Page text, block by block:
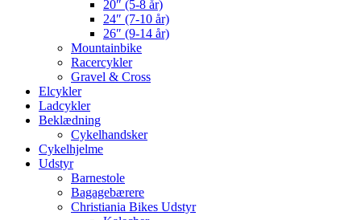
20″ (5-8 år)
24″ (7-10 år)
26″ (9-14 år)
Mountainbike
Racercykler
Gravel & Cross
Elcykler
Ladcykler
Beklædning
Cykelhandsker
Cykelhjelme
Udstyr
Barnestole
Bagagebærere
Christiania Bikes Udstyr